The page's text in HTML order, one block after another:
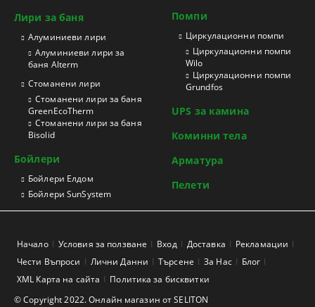
Лири за баня
Aлуминиеви лири
Алуминиеви лири за
баня Alterm
Стоманени лири
Стоманени лири за баня
GreenEcoTherm
Стоманени лири за баня
Bisolid
Бойлери
Бойлери Елдом
Бойлери SunSystem
Помпи
Циркулационни помпи
Циркулационни помпи
Wilo
Циркулационни помпи
Grundfos
UPS за камина
Коминни тела
Арматура
Пелети
© Copyright 2022. Онлайн магазин от SELITON
Начало Условия за ползване Вход Доставка
Рекламации
Чести Въпроси
Лични Данни Търсене За Нас
Блог
XML Карта на сайта
Политика за бисквитки